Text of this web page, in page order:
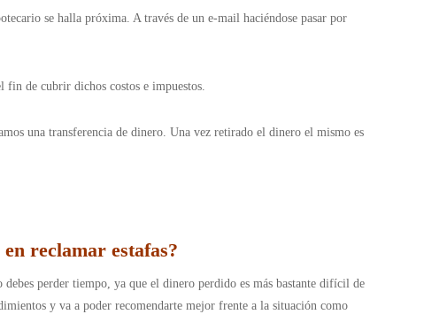
se halla próxima. A través de un e-mail haciéndose pasar por
fin de cubrir dichos costos e impuestos.
una transferencia de dinero. Una vez retirado el dinero el mismo es
reclamar estafas?
perder tiempo, ya que el dinero perdido es más bastante difícil de
y va a poder recomendarte mejor frente a la situación como